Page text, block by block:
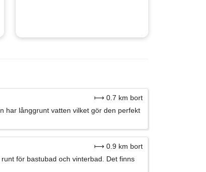
⟼ 0.7 km bort
har långgrunt vatten vilket gör den perfekt
⟼ 0.9 km bort
för bastubad och vinterbad. Det finns